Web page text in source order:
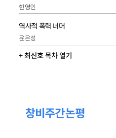
한영인
역사적 폭력 너머
윤은성
+ 최신호 목차 열기
창비주간논평